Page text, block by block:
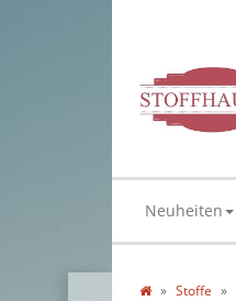
Neuheiten
Stoffe